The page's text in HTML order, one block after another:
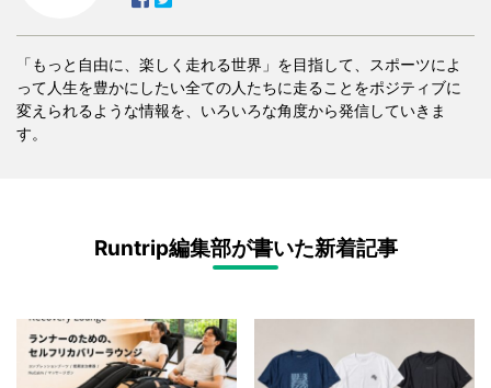
「もっと自由に、楽しく走れる世界」を目指して、スポーツによ
って人生を豊かにしたい全ての人たちに走ることをポジティブに
変えられるような情報を、いろいろな角度から発信していきま
す。
Runtrip編集部が書いた新着記事